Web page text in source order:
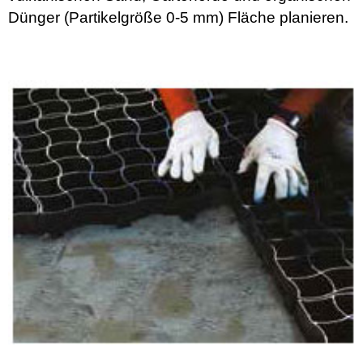
Dünger (Partikelgröße 0-5 mm) Fläche planieren.